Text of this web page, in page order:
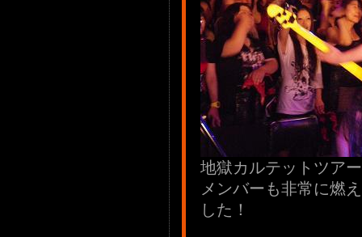
地獄カルテットツア
メンバーも非常に燃
した！